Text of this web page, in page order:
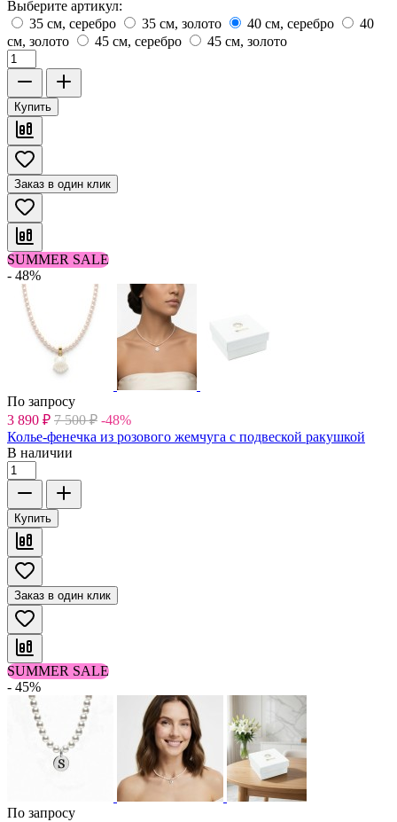
Выберите артикул:
35 см, серебро
35 см, золото 40 см, серебро
40
см, золото
45 см, серебро 45 см, золото
Купить
Заказ в один клик
SUMMER SALE
- 48%
По запросу
3 890 ₽ 7 500 ₽ -48%
Колье-фенечка из розового жемчуга с подвеской ракушкой
В наличии
Купить
Заказ в один клик
SUMMER SALE
- 45%
По запросу